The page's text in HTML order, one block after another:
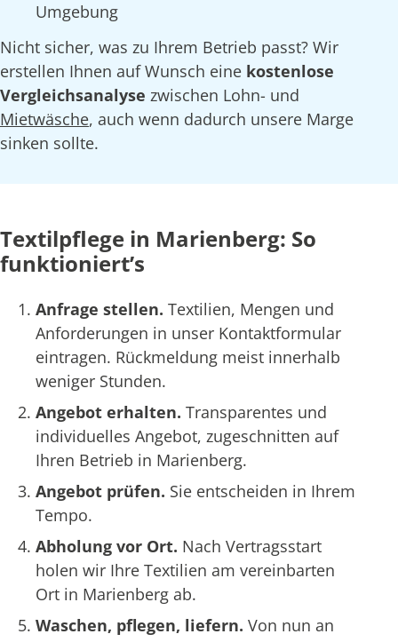
Umgebung
Nicht sicher, was zu Ihrem Betrieb passt? Wir
erstellen Ihnen auf Wunsch eine kostenlose
Vergleichsanalyse zwischen Lohn- und
Mietwäsche, auch wenn dadurch unsere Marge
sinken sollte.
Textilpflege in Marienberg: So
funktioniert’s
Anfrage stellen. Textilien, Mengen und
Anforderungen in unser Kontaktformular
eintragen. Rückmeldung meist innerhalb
weniger Stunden.
Angebot erhalten. Transparentes und
individuelles Angebot, zugeschnitten auf
Ihren Betrieb in Marienberg.
Angebot prüfen. Sie entscheiden in Ihrem
Tempo.
Abholung vor Ort. Nach Vertragsstart
holen wir Ihre Textilien am vereinbarten
Ort in Marienberg ab.
Waschen, pflegen, liefern. Von nun an